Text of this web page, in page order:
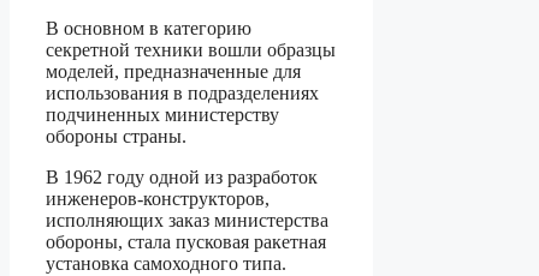
В основном в категорию
секретной техники вошли образцы
моделей, предназначенные для
использования в подразделениях
подчиненных министерству
обороны страны.
В 1962 году одной из разработок
инженеров-конструкторов,
исполняющих заказ министерства
обороны, стала пусковая ракетная
установка самоходного типа.